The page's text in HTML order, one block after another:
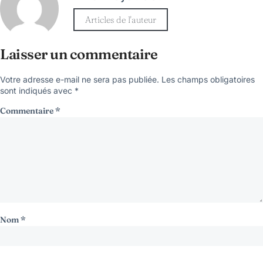
Articles de l'auteur
Laisser un commentaire
Votre adresse e-mail ne sera pas publiée. Les champs obligatoires
sont indiqués avec *
Commentaire*
Nom*